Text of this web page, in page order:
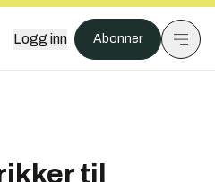
Logg inn Abonner
til